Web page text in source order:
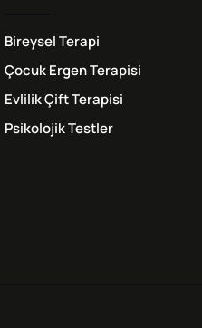
Bireysel Terapi
Çocuk Ergen Terapisi
Evlilik Çift Terapisi
Psikolojik Testler